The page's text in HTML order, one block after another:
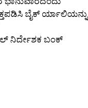
ಬೈಕ್ ರ್ಯಾಲಿಯನ್ನು
ನಿರ್ದೇಶಕ ಬಂಕ್